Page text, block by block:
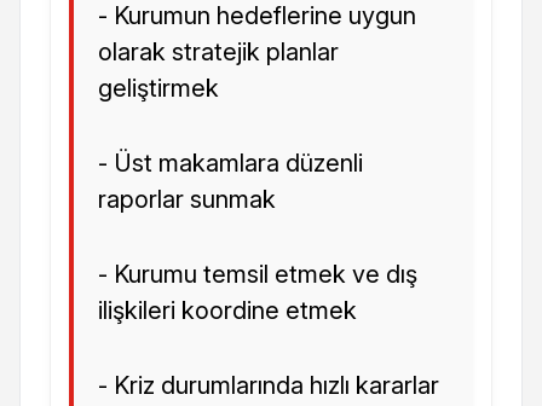
- Kurumun hedeflerine uygun
olarak stratejik planlar
geliştirmek
- Üst makamlara düzenli
raporlar sunmak
- Kurumu temsil etmek ve dış
ilişkileri koordine etmek
- Kriz durumlarında hızlı kararlar